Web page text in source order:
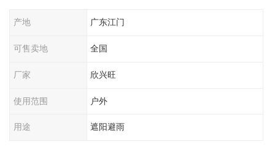
产地 广东江门
可售卖地 全国
厂家 欣兴旺
使用范围 户外
用途 遮阳避雨